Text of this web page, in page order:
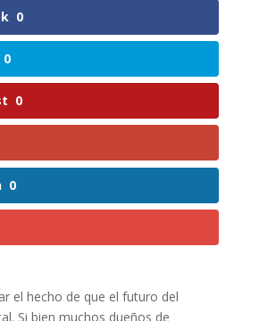
0
0
0
0
el hecho de que el futuro del
Si bien muchos dueños de